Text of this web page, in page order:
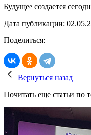
Будущее создается
Дата публикации:
Поделиться:
Вернуться назад
Почитать еще статьи по